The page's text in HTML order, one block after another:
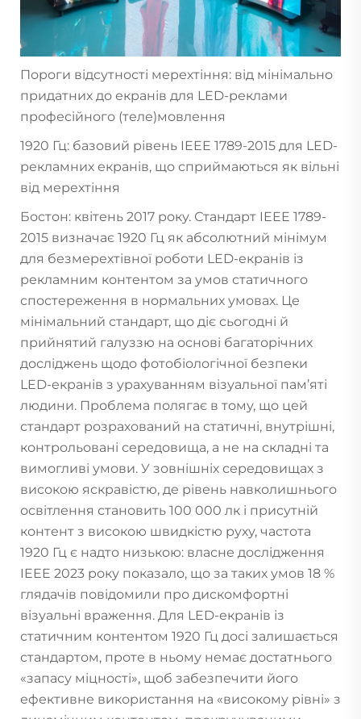
Пороги відсутності мерехтіння: від мінімально
придатних до екранів для LED-реклами
професійного (теле)мовлення
1920 Гц: базовий рівень IEEE 1789-2015 для LED-
рекламних екранів, що сприймаються як вільні
від мерехтіння
Бостон: квітень 2017 року. Стандарт IEEE 1789-
2015 визначає 1920 Гц як абсолютний мінімум
для безмерехтівної роботи LED-екранів із
рекламним контентом за умов статичного
спостереження в нормальних умовах. Це
мінімальний стандарт, що діє сьогодні й
прийнятий галуззю на основі багаторічних
досліджень щодо фотобіологічної безпеки
LED-екранів з урахуванням візуальної пам’яті
людини. Проблема полягає в тому, що цей
стандарт розрахований на статичні, внутрішні,
контрольовані середовища, а не на складні та
вимогливі умови. У зовнішніх середовищах з
високою яскравістю, де рівень навколишнього
освітлення становить 100 000 лк і присутній
контент з високою швидкістю руху, частота
1920 Гц є надто низькою: власне дослідження
IEEE 2023 року показало, що за таких умов 18 %
глядачів повідомили про дискомфортні
візуальні враження. Для LED-екранів із
статичним контентом 1920 Гц досі залишається
стандартом, проте в ньому немає достатнього
«запасу міцності», щоб забезпечити його
ефективне використання на «високому рівні» з